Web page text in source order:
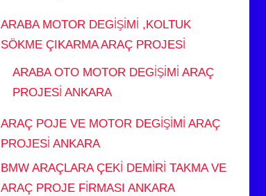
ARABA MOTOR DEGİŞİMİ ,KOLTUK
SÖKME ÇIKARMA ARAÇ PROJESİ
ARABA OTO MOTOR DEGİŞİMİ ARAÇ
PROJESİ ANKARA
ARAÇ POJE VE MOTOR DEGİŞİMİ ARAÇ
PROJESİ ANKARA
BMW ARAÇLARA ÇEKİ DEMİRİ TAKMA VE
ARAÇ PROJE FİRMASI ANKARA